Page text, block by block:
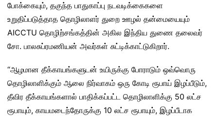
போக்கையும், தகுந்த பாதுகாப்பு நடவடிக்கைகளை
உறுதிப்படுத்தாத தொழிலாளர் துறை ஊழல் தன்மையையும்
AICCTU தொழிற்சங்கத்தின் அகில இந்திய துணை தலைவர்
சோ. பாலசுப்ரமணியன் அவர்கள் சுட்டிக்காட்டுகிறார்.
“ஆழமான தீக்காயங்களுடன் உயிருக்கு போராடும் ஒவ்வொரு
தொழிலாளிக்கும் ஆலை நிர்வாகம் ஒரு கோடி ரூபாய் இழப்பீடும்,
தீவிர தீக்காயங்களால் பாதிக்கப்பட்ட தொழிலாளிக்கு 50 லட்ச
ரூபாயும், காயமடைந்தோருக்கு 10 லட்ச ரூபாயும், இழப்பீடாக